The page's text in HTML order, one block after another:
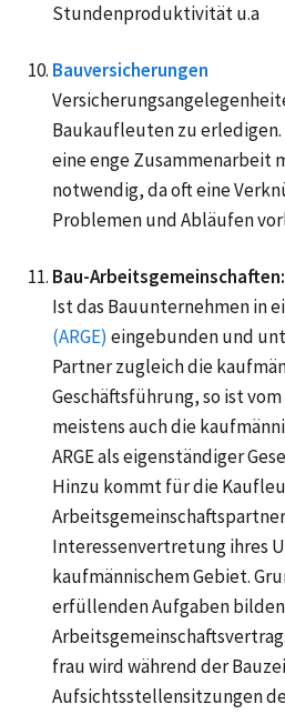
Stundenproduktivität u.a
Bauversicherungen
Baukaufleuten zu
eine enge Zusammenarbeit
notwendig, da oft eine
Problemen und Abläufen
Bau-Arbeitsgemeinschaften:
Ist das Bauunternehmen in
(ARGE) eingebunden und
Partner zugleich die
Geschäftsführung, so ist
meistens auch die
ARGE als eigenständiger
Hinzu kommt für die
Interessenvertretung ihres
kaufmännischem Gebiet.
erfüllenden Aufgaben
frau wird während der
Aufsichtsstellensitzungen